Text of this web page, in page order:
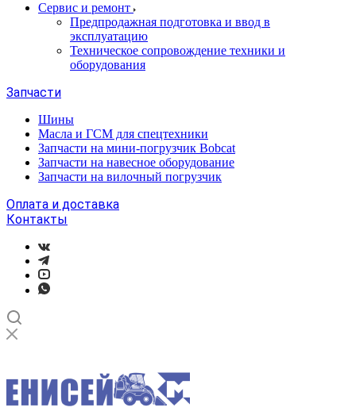
Сервис и ремонт
Предпродажная подготовка и ввод в
эксплуатацию
Техническое сопровождение техники и
оборудования
Запчасти
Шины
Масла и ГСМ для спецтехники
Запчасти на мини-погрузчик Bobcat
Запчасти на навесное оборудование
Запчасти на вилочный погрузчик
Оплата и доставка
Контакты